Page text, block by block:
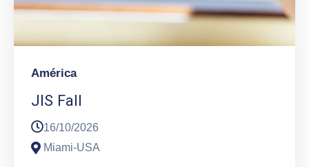
América
JIS Fall
16/10/2026
Miami-USA